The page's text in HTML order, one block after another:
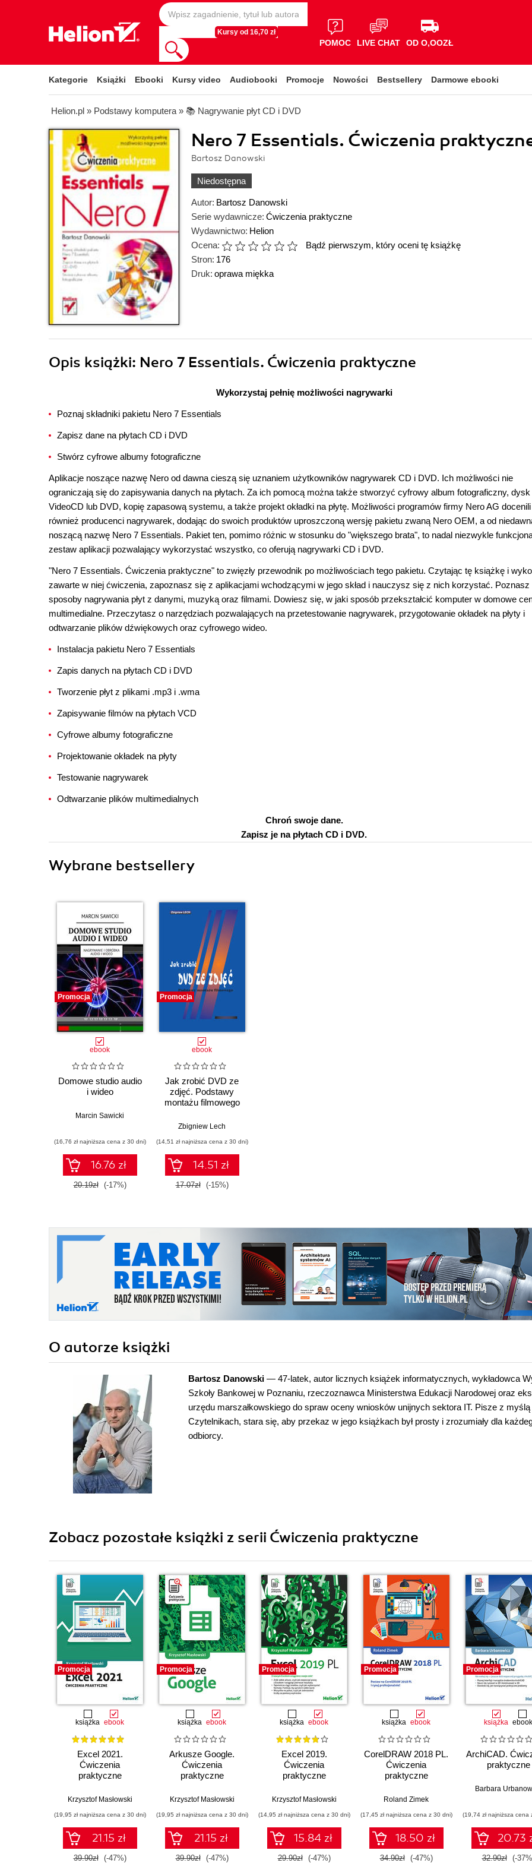
Kursy od 16,70 zł
POMOC LIVE CHAT OD O,OOZŁ
Kategorie Książki Ebooki Kursy video Audiobooki Promocje Nowości Bestsellery Darmowe ebooki
Helion.pl » Podstawy komputera » 📚 Nagrywanie płyt CD i DVD
Nero 7 Essentials. Ćwiczenia
Bartosz Danowski
Niedostępna
Autor: Bartosz Danowski
Serie wydawnicze: Ćwiczenia praktyczne
Wydawnictwo: Helion
Ocena:
Bądź pierwszym, który oceni tę książkę
Stron: 176
Druk: oprawa miękka
Opis książki: Nero 7 Essentials. Ćwiczenia praktyczne
Wykorzystaj pełnię możliwości nagrywarki
Poznaj składniki pakietu Nero 7 Essentials
Zapisz dane na płytach CD i DVD
Stwórz cyfrowe albumy fotograficzne
Aplikacje noszące nazwę Nero od dawna cieszą się uznaniem użytkowników nagrywarek CD i DVD. Ich możliwości nie
ograniczają się do zapisywania danych na płytach. Za ich pomocą można także stworzyć cyfrowy album fotograficzny, dysk
VideoCD lub DVD, kopię zapasową systemu, a także projekt okładki na płytę. Możliwości programów firmy Nero AG docenili
również producenci nagrywarek, dodając do swoich produktów uproszczoną wersję pakietu zwaną Nero OEM, a od
noszącą nazwę Nero 7 Essentials. Pakiet ten, pomimo różnic w stosunku do "większego brata", to nadal niezwykle
zestaw aplikacji pozwalający wykorzystać wszystko, co oferują nagrywarki CD i DVD.
"Nero 7 Essentials. Ćwiczenia praktyczne" to zwięzły przewodnik po możliwościach tego pakietu. Czytając tę książkę i
zawarte w niej ćwiczenia, zapoznasz się z aplikacjami wchodzącymi w jego skład i nauczysz się z nich korzystać. Poznasz
sposoby nagrywania płyt z danymi, muzyką oraz filmami. Dowiesz się, w jaki sposób przekształcić komputer w domowe
multimedialne. Przeczytasz o narzędziach pozwalających na przetestowanie nagrywarek, przygotowanie okładek na płyty i
odtwarzanie plików dźwiękowych oraz cyfrowego wideo.
Instalacja pakietu Nero 7 Essentials
Zapis danych na płytach CD i DVD
Tworzenie płyt z plikami .mp3 i .wma
Zapisywanie filmów na płytach VCD
Cyfrowe albumy fotograficzne
Projektowanie okładek na płyty
Testowanie nagrywarek
Odtwarzanie plików multimedialnych
Chroń swoje dane.
Zapisz je na płytach CD i DVD.
Wybrane bestsellery
Promocja
ebook
Domowe studio audio
i wideo
Marcin Sawicki
(16,76 zł najniższa cena z 30 dni)
16.76 zł
20.19zł (-17%)
Promocja
ebook
Jak zrobić DVD ze
zdjęć. Podstawy
montażu filmowego
Zbigniew Lech
(14,51 zł najniższa cena z 30 dni)
14.51 zł
17.07zł (-15%)
O autorze książki
Bartosz Danowski — 47-latek, autor licznych książek informatycznych, wykładowca
Szkoły Bankowej w Poznaniu, rzeczoznawca Ministerstwa Edukacji Narodowej oraz
urzędu marszałkowskiego do spraw oceny wniosków unijnych sektora IT. Pisze z myślą
Czytelnikach, stara się, aby przekaz w jego książkach był prosty i zrozumiały dla
odbiorcy.
Zobacz pozostałe książki z serii Ćwiczenia praktyczne
Promocja
książka ebook
Excel 2021.
Ćwiczenia
praktyczne
Krzysztof Masłowski
(19,95 zł najniższa cena z 30 dni)
21.15 zł
39.90zł (-47%)
Promocja
książka ebook
Arkusze Google.
Ćwiczenia
praktyczne
Krzysztof Masłowski
(19,95 zł najniższa cena z 30 dni)
21.15 zł
39.90zł (-47%)
Promocja
książka ebook
Excel 2019.
Ćwiczenia
praktyczne
Krzysztof Masłowski
(14,95 zł najniższa cena z 30 dni)
15.84 zł
29.90zł (-47%)
Promocja
książka ebook
CorelDRAW 2018 PL.
Ćwiczenia
praktyczne
Roland Zimek
(17,45 zł najniższa cena z 30 dni)
18.50 zł
34.90zł (-47%)
Promocja
książka ebook
ArchiCAD.
praktyczne
Barbara
(19,74 zł najniższa cena
20.73
32.90zł (-